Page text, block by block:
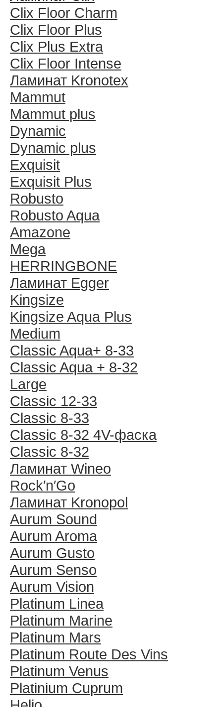
Clix Floor Charm
Clix Floor Plus
Clix Plus Extra
Clix Floor Intense
Ламинат Kronotex
Mammut
Mammut plus
Dynamic
Dynamic plus
Exquisit
Exquisit Plus
Robusto
Robusto Aqua
Amazone
Mega
HERRINGBONE
Ламинат Egger
Kingsize
Kingsize Aqua Plus
Medium
Classic Aqua+ 8-33
Classic Aqua + 8-32
Large
Classic 12-33
Classic 8-33
Classic 8-32 4V-фаска
Classic 8-32
Ламинат Wineo
Rock′n′Go
Ламинат Kronopol
Aurum Sound
Aurum Aroma
Aurum Gusto
Aurum Senso
Aurum Vision
Platinum Linea
Platinum Marine
Platinum Mars
Platinum Route Des Vins
Platinum Venus
Platinium Cuprum